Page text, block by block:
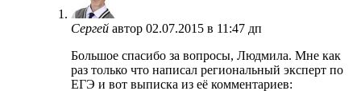
Сергей автор 02.07.2015 в 11:47 дп
Большое спасибо за вопросы, Людмила. Мне как
раз только что написал региональный эксперт по
ЕГЭ и вот выписка из её комментариев: